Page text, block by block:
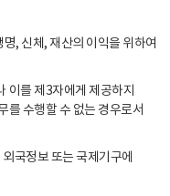
, 신체, 재산의 이익을 위하여
이를 제3자에게 제공하지
를 수행할 수 없는 경우로서
국정보 또는 국제기구에